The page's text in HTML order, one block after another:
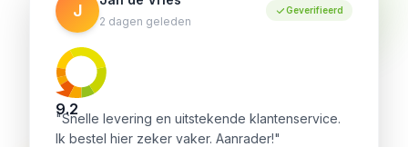
J
2 dagen geleden
Geverifieerd
9.2
"Snelle levering en uitstekende klantenservice.
Ik bestel hier zeker vaker. Aanrader!"